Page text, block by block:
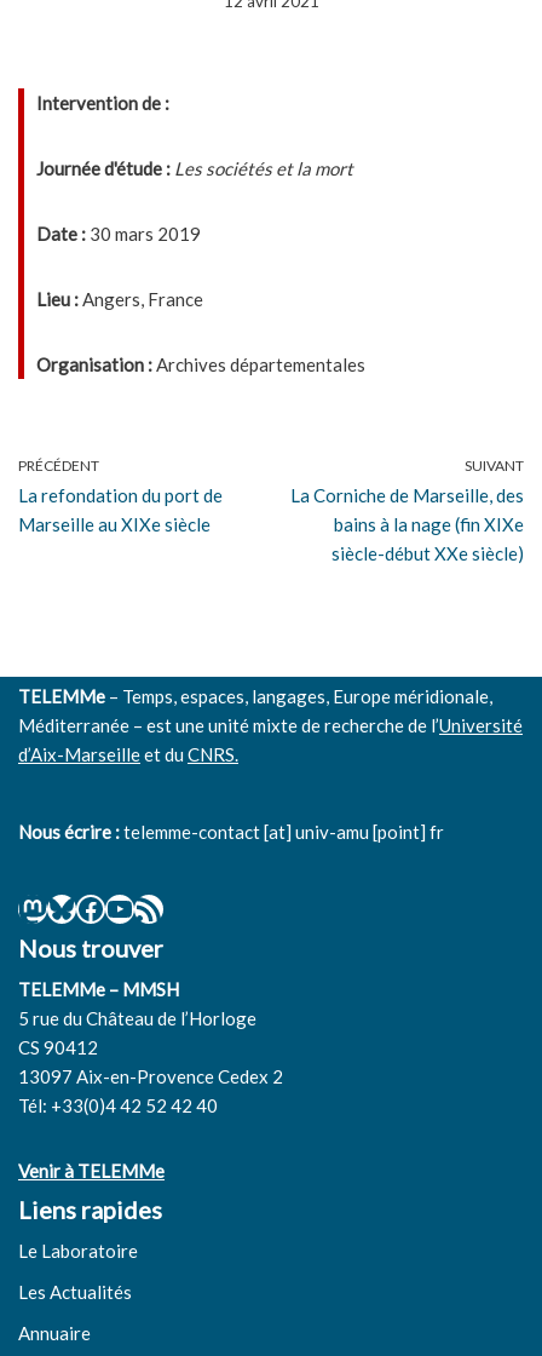
Intervention de :
Journée d'étude : Les sociétés et la mort
Date : 30 mars 2019
Lieu :Angers, France
Organisation :Archives départementales
PRÉCÉDENT
La refondation du port de
Marseille au XIXe siècle
SUIVANT
La Corniche de Marseille, des
bains à la nage (fin XIXe
siècle-début XXe siècle)
TELEMMe – Temps, espaces, langages, Europe méridionale,
Méditerranée – est une unité mixte de recherche de l’Université
d’Aix-Marseilleet duCNRS.
Nous écrire :telemme-contact [at] univ-amu [point] fr
Nous trouver
TELEMMe – MMSH
5 rue du Château de l’Horloge
CS 90412
13097 Aix-en-Provence Cedex 2
Tél: +33(0)4 42 52 42 40
Venir à TELEMMe
Liens rapides
Le Laboratoire
Les Actualités
Annuaire